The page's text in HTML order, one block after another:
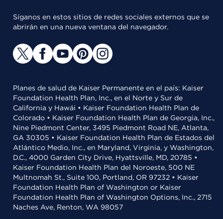
Síganos en estos sitios de redes sociales externos que se
abrirán en una nueva ventana del navegador.
Planes de salud de Kaiser Permanente en el país: Kaiser
Foundation Health Plan, Inc., en el Norte y Sur de
California y Hawái • Kaiser Foundation Health Plan de
Colorado • Kaiser Foundation Health Plan de Georgia, Inc.,
Nine Piedmont Center, 3495 Piedmont Road NE, Atlanta,
GA 30305 • Kaiser Foundation Health Plan de Estados del
Atlántico Medio, Inc., en Maryland, Virginia, y Washington,
D.C., 4000 Garden City Drive, Hyattsville, MD, 20785 •
Kaiser Foundation Health Plan del Noroeste, 500 NE
Multnomah St., Suite 100, Portland, OR 97232 • Kaiser
Foundation Health Plan of Washington or Kaiser
Foundation Health Plan of Washington Options, Inc., 2715
Naches Ave, Renton, WA 98057